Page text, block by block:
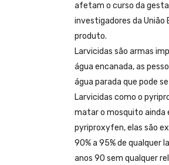
afetam o curso da
investigadores da União
produto.
Larvicidas são armas
água encanada, as
água parada que pode
Larvicidas como o
matar o mosquito ainda
pyriproxyfen, elas são
90% a 95% de qualquer
anos 90 sem qualquer